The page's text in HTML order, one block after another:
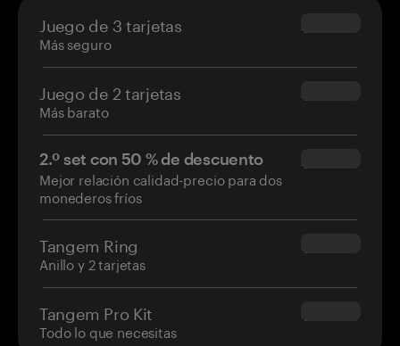
Juego de 3 tarjetas
Más seguro
$69.90
Juego de 2 tarjetas
Más barato
$54.90
2.º set con 50 % de descuento
Mejor relación calidad-precio para dos
monederos fríos
$34.95
Tangem Ring
Anillo y 2 tarjetas
$160.00
Tangem Pro Kit
Todo lo que necesitas
$180.00